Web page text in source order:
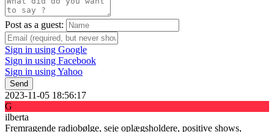
Post as a guest:
Sign in using Google
Sign in using Facebook
Sign in using Yahoo
Send
2023-11-05 18:56:17
G
ilberta
Fremragende radiobølge, seje oplægsholdere, positive shows,